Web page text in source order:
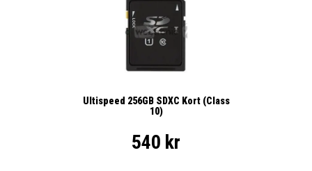
Ultispeed 256GB SDXC Kort (Class
10)
540 kr